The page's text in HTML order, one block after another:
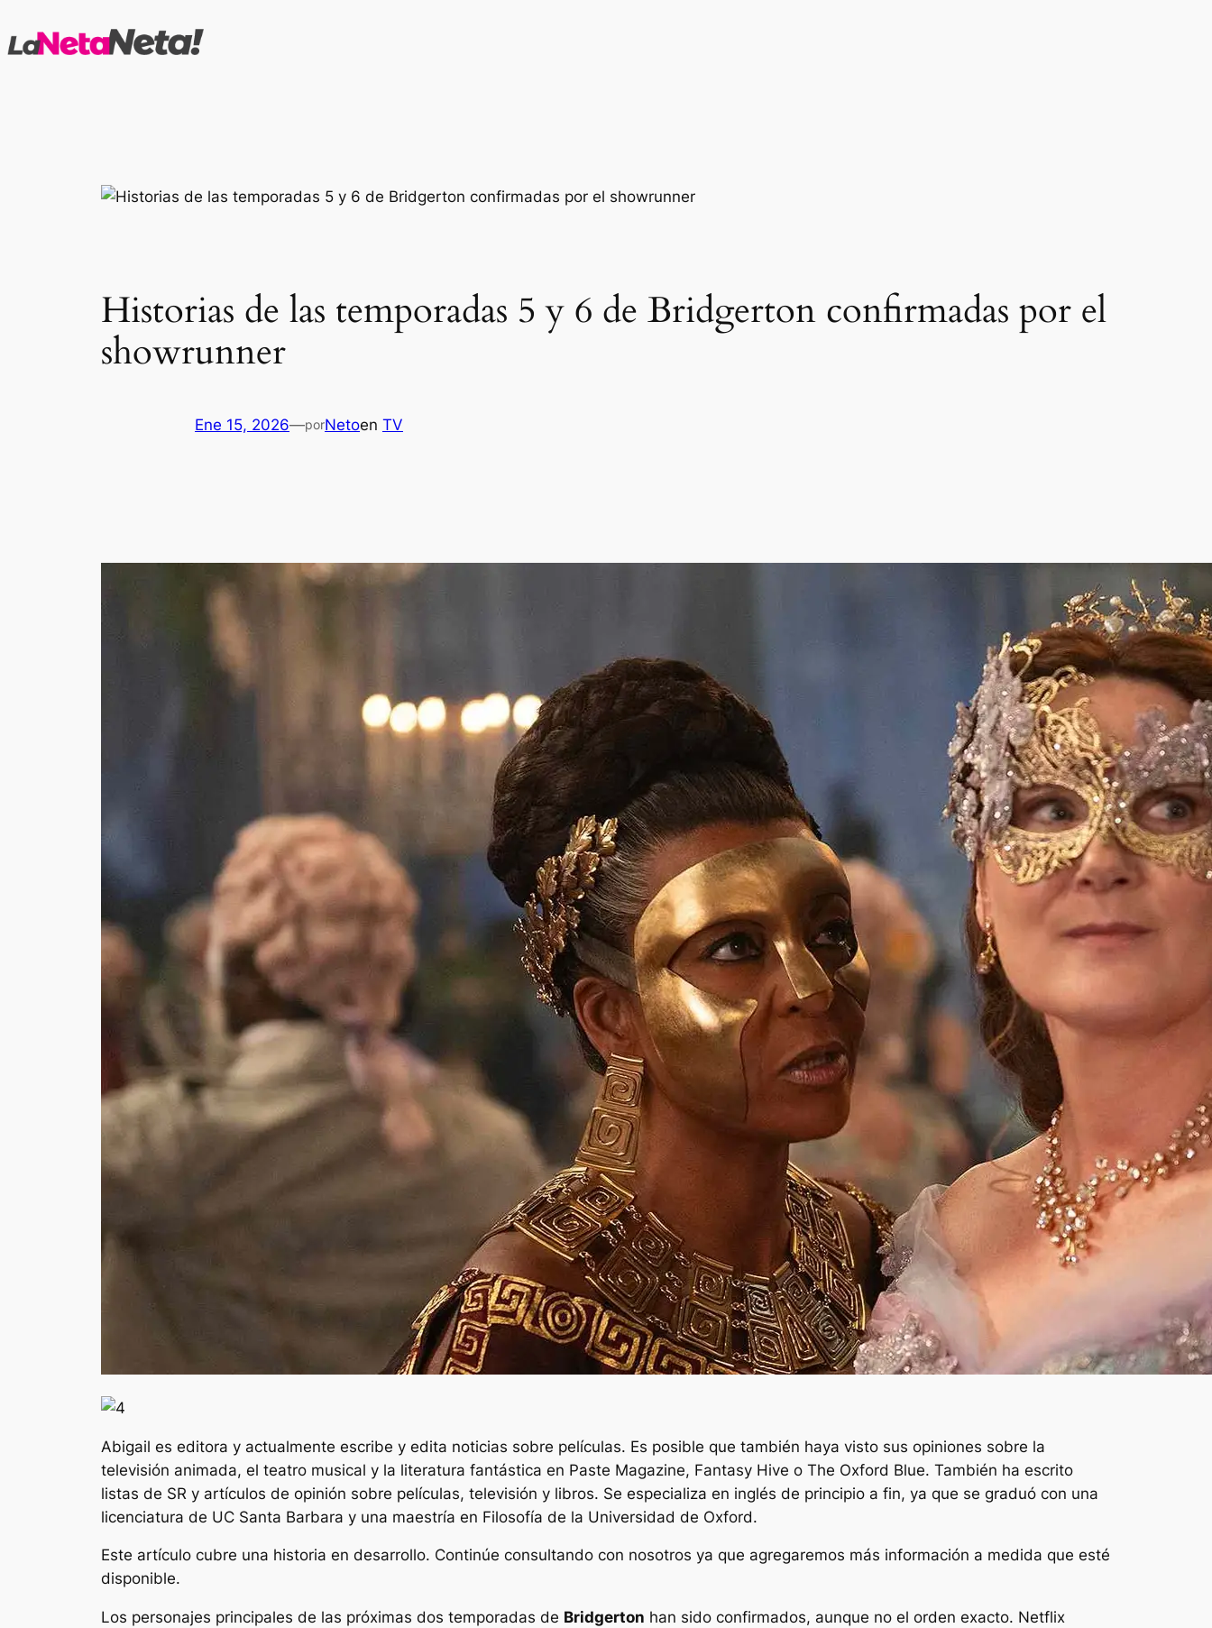
al
Historias de las temporadas 5 y 6 de Bridgerton confirmadas por el
showrunner
Ene 15, 2026—porNetoen TV
Abigail es editora y actualmente escribe y edita noticias sobre películas. Es posible que también haya visto sus opiniones sobre la
televisión animada, el teatro musical y la literatura fantástica en Paste Magazine, Fantasy Hive o The Oxford Blue. También ha escrito
listas de SR y artículos de opinión sobre películas, televisión y libros. Se especializa en inglés de principio a fin, ya que se graduó con una
licenciatura de UC Santa Barbara y una maestría en Filosofía de la Universidad de Oxford.
Este artículo cubre una historia en desarrollo. Continúe consultando con nosotros ya que agregaremos más información a medida que esté
disponible.
Los personajes principales de las próximas dos temporadas de Bridgerton han sido confirmados, aunque no el orden exacto. Netflix